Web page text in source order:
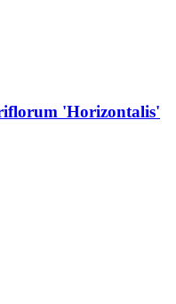
'Horizontalis'